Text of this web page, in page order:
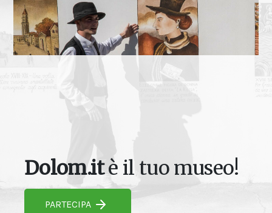
Dolom.itè il tuo museo!
PARTECIPA